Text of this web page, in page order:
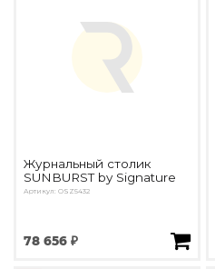
Журнальный столик
SUNBURST by Signature
Артикул: OSZ5432
78 656 ₽